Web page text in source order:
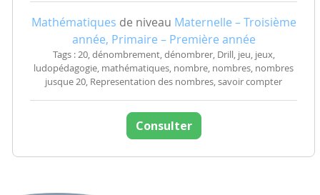
Mathématiques de niveau Maternelle – Troisième
année, Primaire – Première année
Tags : 20, dénombrement, dénombrer, Drill, jeu, jeux,
ludopédagogie, mathématiques, nombre, nombres, nombres
jusque 20, Representation des nombres, savoir compter
Consulter